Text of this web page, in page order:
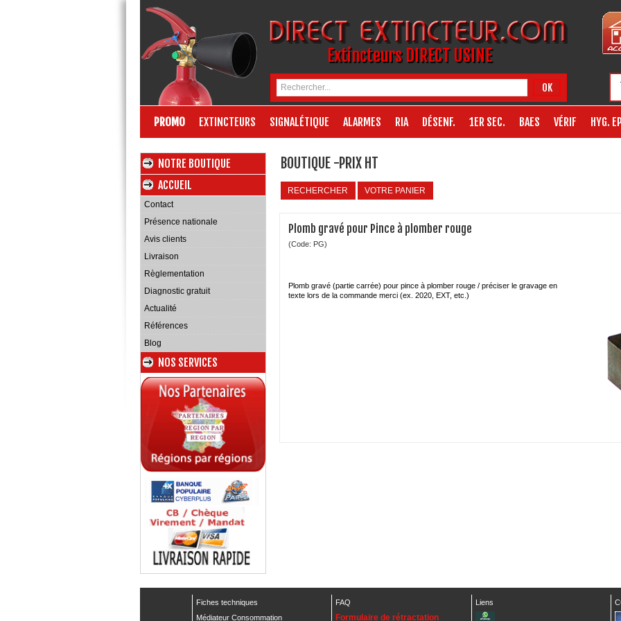
Extincteurs DIRECT USINE
OK
PROMO EXTINCTEURS SIGNALÉTIQUE ALARMES RIA DÉSENF. 1ER SEC. BAES VÉRIF HYG.
NOTRE BOUTIQUE
ACCUEIL
Contact
Présence nationale
Avis clients
Livraison
Règlementation
Diagnostic gratuit
Actualité
Références
Blog
NOS SERVICES
BOUTIQUE -PRIX HT
RECHERCHER VOTRE PANIER
Plomb gravé pour Pince à plomber rouge
(Code: PG)
Plomb gravé (partie carrée) pour pince à plomber rouge / préciser le gravage en
texte lors de la commande merci (ex. 2020, EXT, etc.)
Fiches techniques FAQ Liens
Médiateur Consommation
Formulaire de rétractation